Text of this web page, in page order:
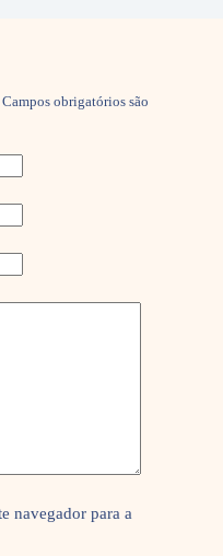
Campos obrigatórios são
navegador para a